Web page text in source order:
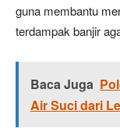
guna membantu
terdampak banjir
Baca Juga
Air Suci dari